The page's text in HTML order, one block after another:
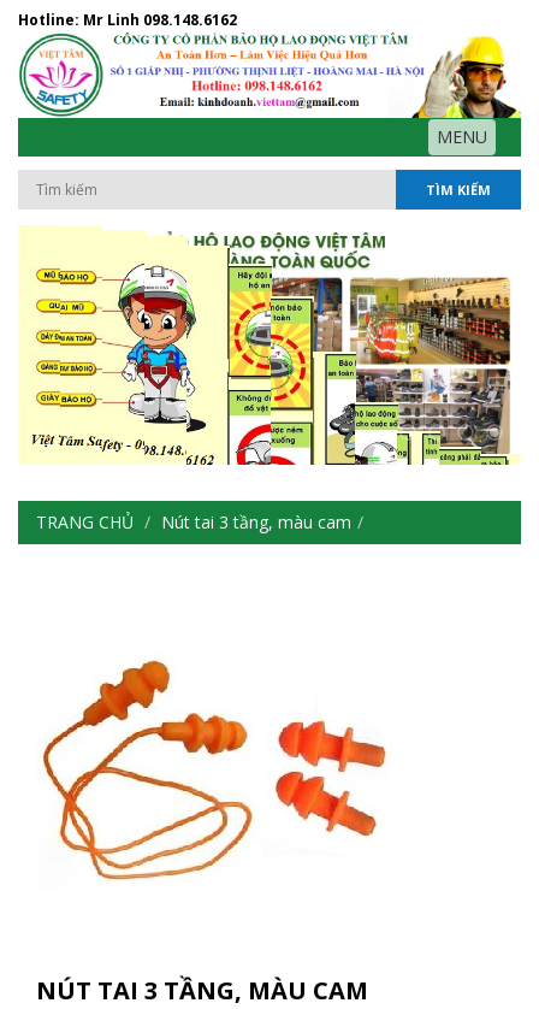
Hotline: Mr Linh 098.148.6162
MENU
TÌM KIẾM
TRANG CHỦ Nút tai 3 tầng, màu cam
NÚT TAI 3 TẦNG, MÀU CAM